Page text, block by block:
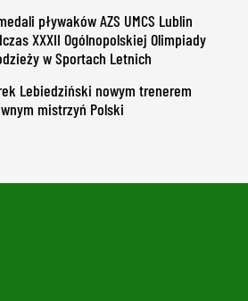
pływaków AZS UMCS Lublin
XXXII Ogólnopolskiej Olimpiady
w Sportach Letnich
Lebiedziński nowym trenerem
mistrzyń Polski